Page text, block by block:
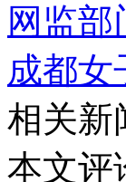
网监部
成都女
相关新
本文评